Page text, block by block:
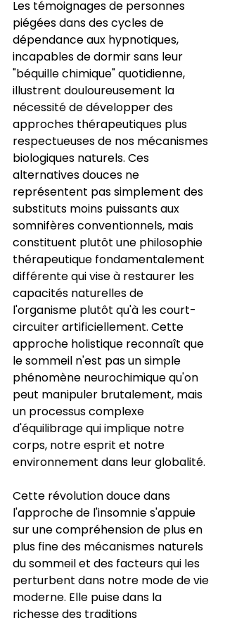
Les témoignages de personnes
piégées dans des cycles de
dépendance aux hypnotiques,
incapables de dormir sans leur
"béquille chimique" quotidienne,
illustrent douloureusement la
nécessité de développer des
approches thérapeutiques plus
respectueuses de nos mécanismes
biologiques naturels. Ces
alternatives douces ne
représentent pas simplement des
substituts moins puissants aux
somnifères conventionnels, mais
constituent plutôt une philosophie
thérapeutique fondamentalement
différente qui vise à restaurer les
capacités naturelles de
l'organisme plutôt qu'à les court-
circuiter artificiellement. Cette
approche holistique reconnaît que
le sommeil n'est pas un simple
phénomène neurochimique qu'on
peut manipuler brutalement, mais
un processus complexe
d'équilibrage qui implique notre
corps, notre esprit et notre
environnement dans leur globalité.
Cette révolution douce dans
l'approche de l'insomnie s'appuie
sur une compréhension de plus en
plus fine des mécanismes naturels
du sommeil et des facteurs qui les
perturbent dans notre mode de vie
moderne. Elle puise dans la
richesse des traditions